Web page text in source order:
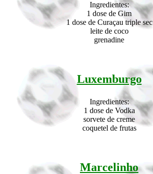
Ingredientes:
1 dose de Gim
1 dose de Curaçau triple sec
leite de coco
grenadine
Luxemburgo
Ingredientes:
1 dose de Vodka
sorvete de creme
coquetel de frutas
Marcelinho